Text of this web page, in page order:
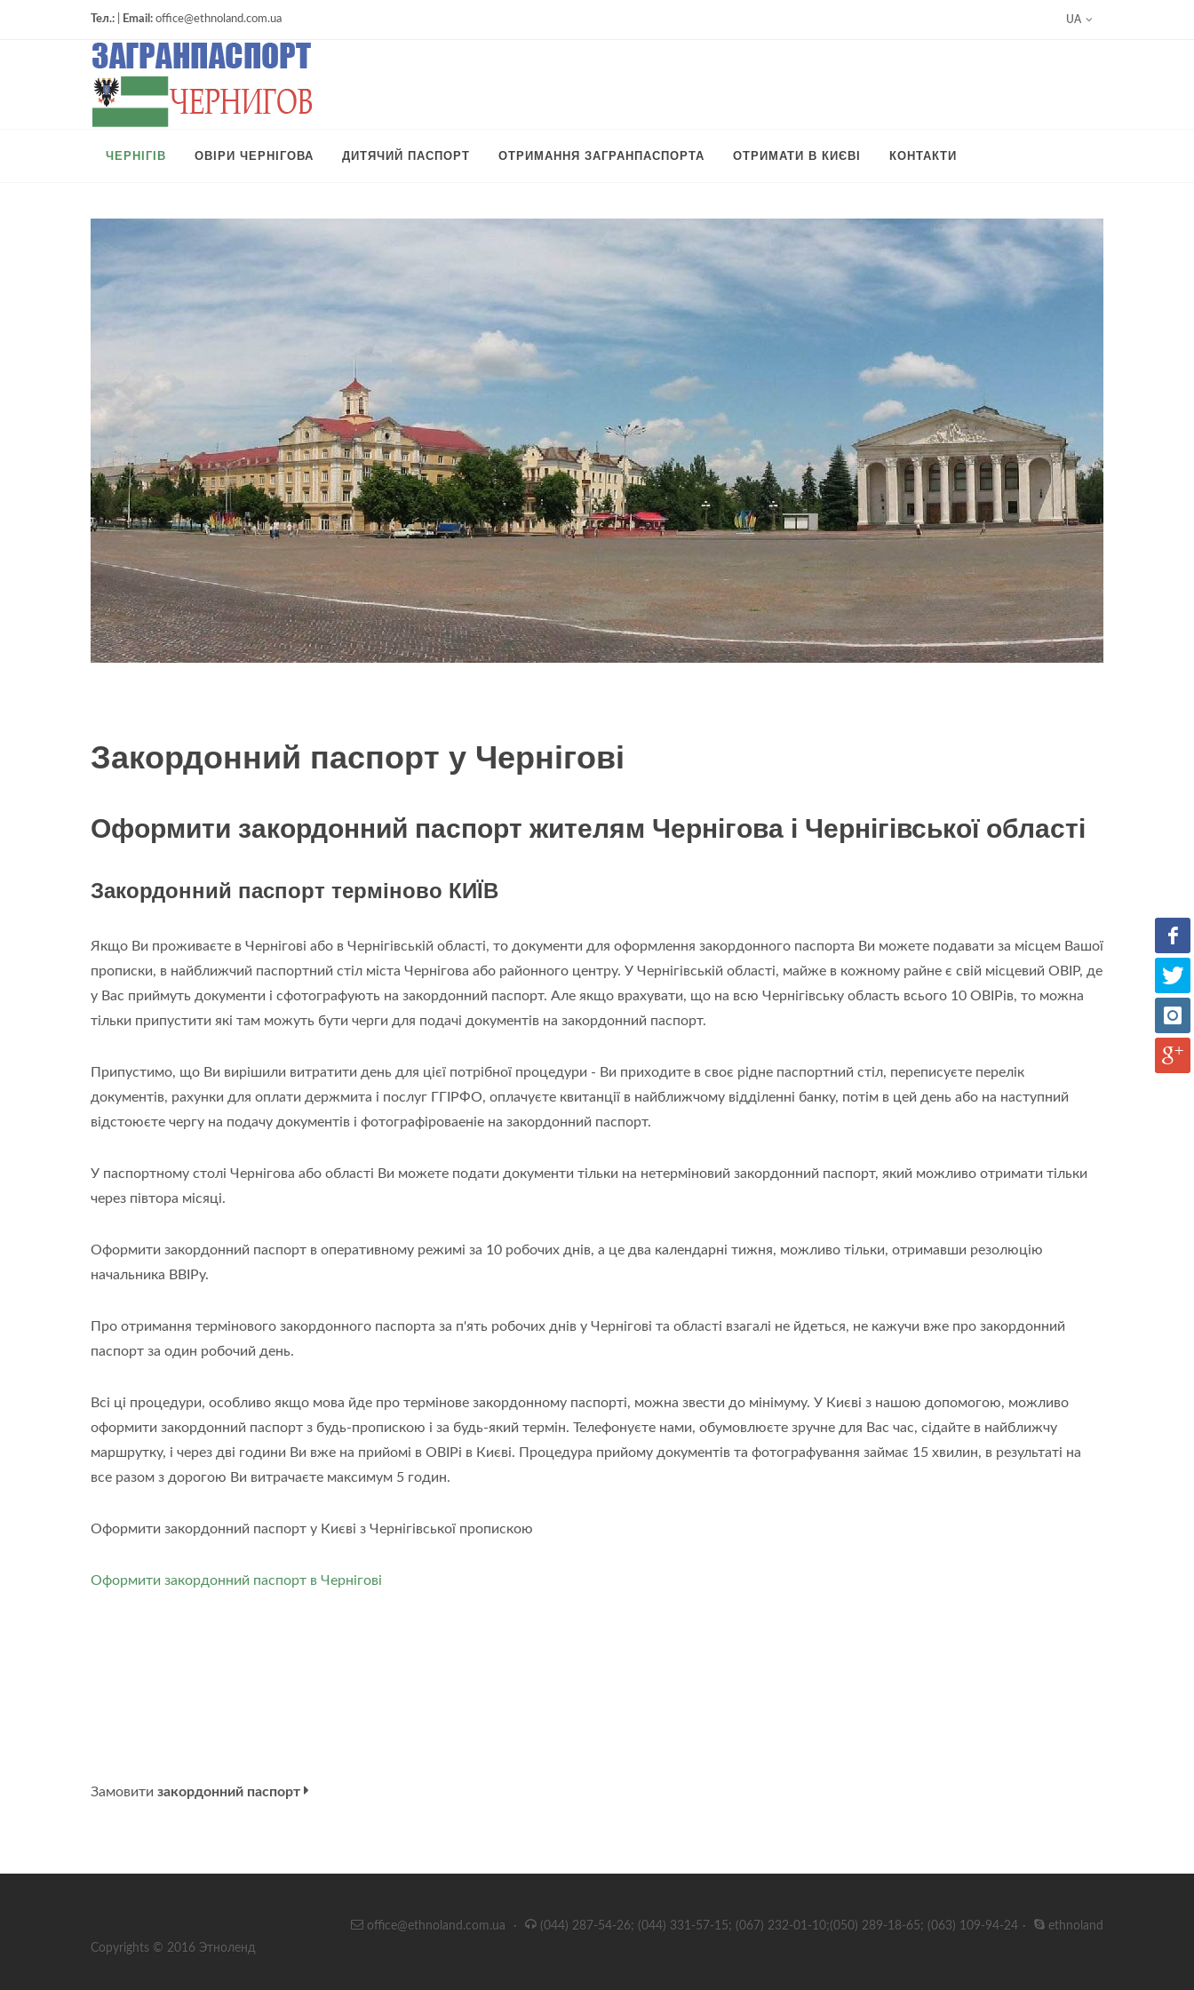
Тел.: Email: office@ethnoland.com.ua UA
ЧЕРНІГІВ ОВІРИ ЧЕРНІГОВА ДИТЯЧИЙ ПАСПОРТ ОТРИМАННЯ ЗАГРАНПАСПОРТА ОТРИМАТИ В КИЄВІ КОНТАКТИ
Закордонний паспорт у Чернігові
Оформити закордонний паспорт жителям Чернігова і Чернігівської області
Закордонний паспорт терміново КИЇВ
Якщо Ви проживаєте в Чернігові або в Чернігівській області, то документи для оформлення закордонного паспорта Ви можете подавати за місцем Вашої
прописки, в найближчий паспортний стіл міста Чернігова або районного центру. У Чернігівській області, майже в кожному райне є свій місцевий ОВІР, де
у Вас приймуть документи і сфотографують на закордонний паспорт. Але якщо врахувати, що на всю Чернігівську область всього 10 ОВІРів, то можна
тільки припустити які там можуть бути черги для подачі документів на закордонний паспорт.
Припустимо, що Ви вирішили витратити день для цієї потрібної процедури - Ви приходите в своє рідне паспортний стіл, переписуєте перелік
документів, рахунки для оплати держмита і послуг ГГІРФО, оплачуєте квитанції в найближчому відділенні банку, потім в цей день або на наступний
відстоюєте чергу на подачу документів і фотографіроваеніе на закордонний паспорт.
У паспортному столі Чернігова або області Ви можете подати документи тільки на нетерміновий закордонний паспорт, який можливо отримати тільки
через півтора місяці.
Оформити закордонний паспорт в оперативному режимі за 10 робочих днів, а це два календарні тижня, можливо тільки, отримавши резолюцію
начальника ВВІРу.
Про отримання термінового закордонного паспорта за п'ять робочих днів у Чернігові та області взагалі не йдеться, не кажучи вже про закордонний
паспорт за один робочий день.
Всі ці процедури, особливо якщо мова йде про термінове закордонному паспорті, можна звести до мінімуму. У Києві з нашою допомогою, можливо
оформити закордонний паспорт з будь-пропискою і за будь-який термін. Телефонуєте нами, обумовлюєте зручне для Вас час, сідайте в найближчу
маршрутку, і через дві години Ви вже на прийомі в ОВІРі в Києві. Процедура прийому документів та фотографування займає 15 хвилин, в результаті на
все разом з дорогою Ви витрачаєте максимум 5 годин.
Оформити закордонний паспорт у Києві з Чернігівської пропискою
Оформити закордонний паспорт в Чернігові
Замовити закордонний паспорт
office@ethnoland.com.ua · (044) 287-54-26; (044) 331-57-15; (067) 232-01-10;(050) 289-18-65; (063) 109-94-24 ·
ethnoland
Copyrights © 2016 Этноленд